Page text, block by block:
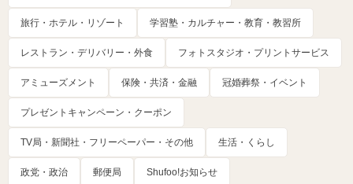
旅行・ホテル・リゾート 学習塾・カルチャー・教育・教習所
レストラン・デリバリー・外食 フォトスタジオ・プリントサービス
アミューズメント 保険・共済・金融 冠婚葬祭・イベント
プレゼントキャンペーン・クーポン
TV局・新聞社・フリーペーパー・その他 生活・くらし
政党・政治 郵便局 Shufoo!お知らせ